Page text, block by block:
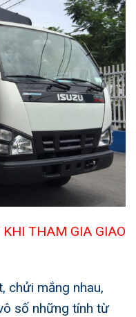
THAM GIA GIAO
chửi mắng nhau,
số những tính từ